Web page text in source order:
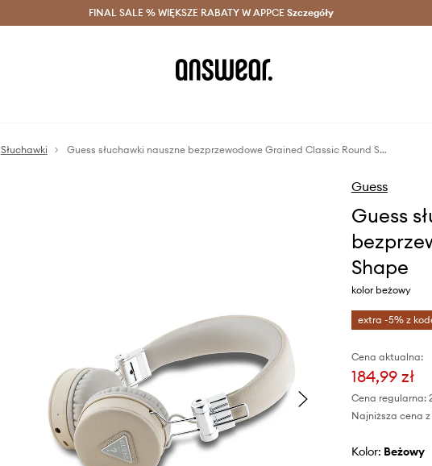
Oszczędzaj z Answear Club > Dostawa nawet w 24h >
FINAL SALE % WIĘKSZE RABATY W APPCE Szczegóły
Słuchawki Guess słuchawki nauszne bezprzewodowe Grained Classic Round Shape
Guess
Guess
Shape
kolor beżowy
extra -5% z
Cena aktualna:
184,99 zł
Cena regularna:
Najniższa cena
Kolor: beżowy